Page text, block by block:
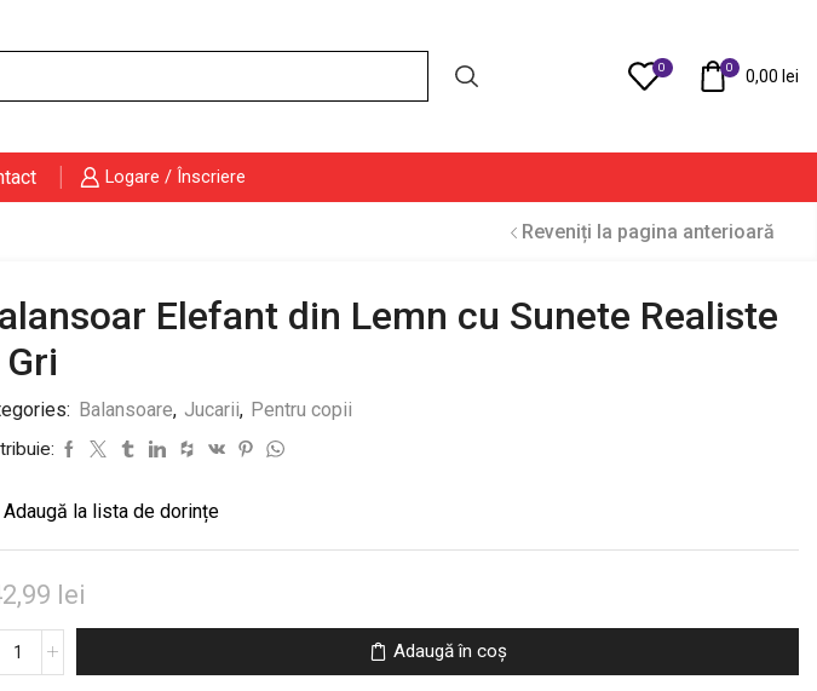
0 0 0,00 lei
Logare / Înscriere
Reveniți la pagina anterioară
Elefant din Lemn cu Sunete Realiste
Balansoare, Jucarii, Pentru copii
Adaugă la lista de dorințe
lei
Adaugă în coș